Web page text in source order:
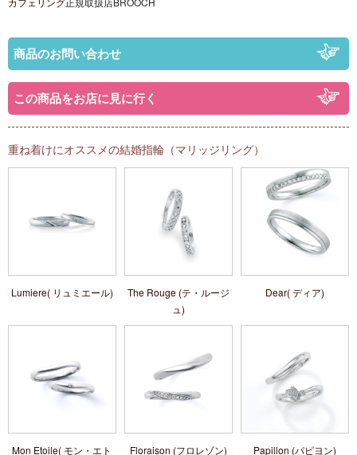
商品のお問い合わせ
この商品をお店に見に行く
重ね着けにオススメの結婚指輪（マリッジリング）
Lumiere( リュミエール)
The Rouge (テ・ルージ
ュ)
Dear( ディア)
Mon Etoile( モン・エト
Floraison (フロレゾン) Papillon (パピヨン)